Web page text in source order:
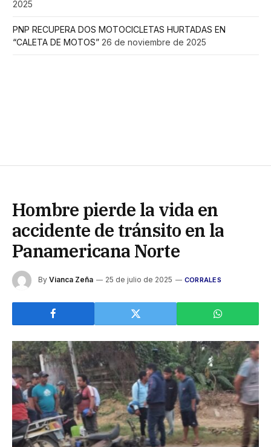
2025
PNP RECUPERA DOS MOTOCICLETAS HURTADAS EN
“CALETA DE MOTOS” 26 de noviembre de 2025
Hombre pierde la vida en
accidente de tránsito en la
Panamericana Norte
By Vianca Zeña 25 de julio de 2025 CORRALES